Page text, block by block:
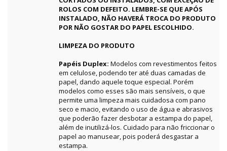
ROLOS COM DEFEITO. LEMBRE-SE QUE APÓS
INSTALADO, NÃO HAVERÁ TROCA DO PRODUTO
POR NÃO GOSTAR DO PAPEL ESCOLHIDO.
LIMPEZA DO PRODUTO
Papéis Duplex: Modelos com revestimentos feitos
em celulose, podendo ter até duas camadas de
papel, dando aquele toque especial. Porém
modelos como esses são mais sensíveis, o que
permite uma limpeza mais cuidadosa com pano
seco e macio, evitando o uso de água e abrasivos
que poderão fazer desbotar a estampa do papel,
além de inutilizá-los. Cuidado para não friccionar o
papel ao manusear, pois poderá desgastar a
estampa.